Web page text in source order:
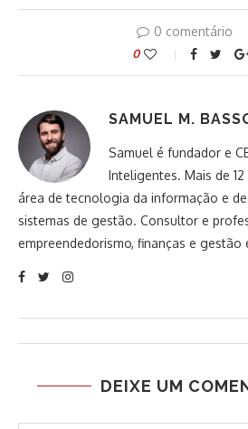
0 comentário
0
SAMUEL M.
Samuel é fundador e
Inteligentes. Mais de
área de tecnologia da informação e
sistemas de gestão. Consultor e
empreendedorismo, finanças e gestão
DEIXE UM